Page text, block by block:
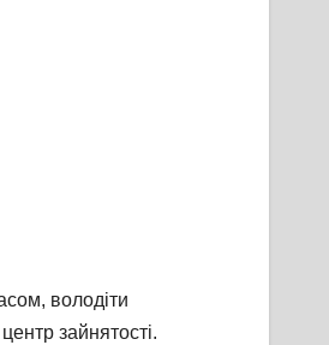
володіти
зайнятості.